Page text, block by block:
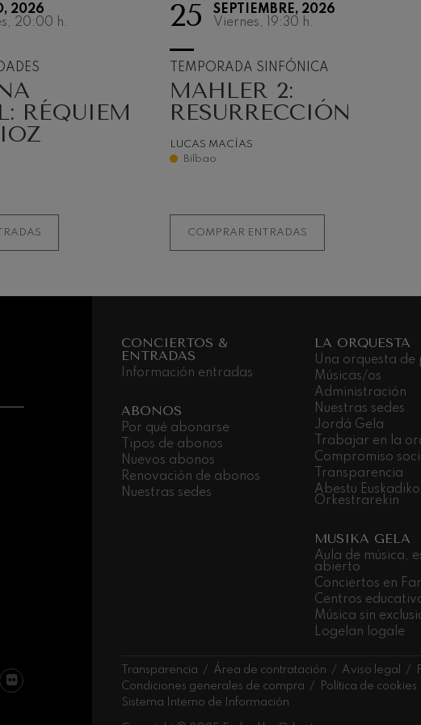
MATINÉES DE
Las Matinées de Miramon
alcanzan su 35ª Temporada
consolidando un espacio
y singular para disfrutar de la
MÁS INFORMACIÓN
2026
20:00 h.
RÉQUIEM
25
SEPTIEMBRE, 2026
Viernes, 19:30 h.
TEMPORADA SINFÓNICA
MAHLER 2:
RESURRECCIÓN
LUCAS MACÍAS
Bilbao
COMPRAR ENTRADAS
CONCIERTOS &
ENTRADAS
Información entradas
ABONOS
Por qué abonarse
Tipos de abonos
Nuevos abonos
Renovación de abonos
Nuestras sedes
LA ORQUESTA
Una orquesta de
Músicas/os
Administración
Nuestras sedes
Jordá Gela
Trabajar en la
Compromiso
Transparencia
Abestu Euskadiko
Orkestrarekin
MUSIKA GELA
Aula de música,
abierto
Conciertos en
Centros
Música sin
Logelan logale
Transparencia Área de contratación Aviso legal
Condiciones generales de compra
Política de cookies
Sistema Interno de Información